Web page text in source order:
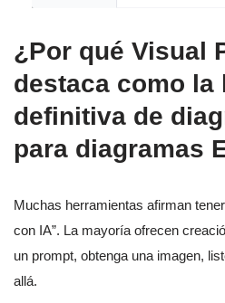
¿Por qué Visual
destaca como la
definitiva de
para diagramas
Muchas herramientas afirman
con IA”. La mayoría ofrecen
un prompt, obtenga una imagen,
allá.